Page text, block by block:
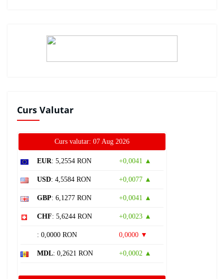
Curs Valutar
Curs valutar: 07 Aug 2026
EUR: 5,2554 RON +0,0041 ▲
USD: 4,5584 RON +0,0077 ▲
GBP: 6,1277 RON +0,0041 ▲
CHF: 5,6244 RON +0,0023 ▲
: 0,0000 RON 0,0000 ▼
MDL: 0,2621 RON +0,0002 ▲